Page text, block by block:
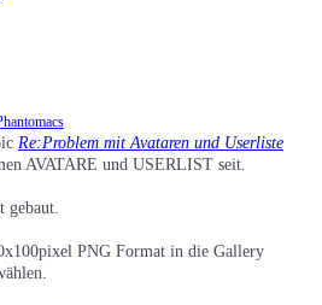
Re:Problem mit Avataren und Userliste
AVATARE und USERLIST seit.
gebaut.
PNG Format in die Gallery